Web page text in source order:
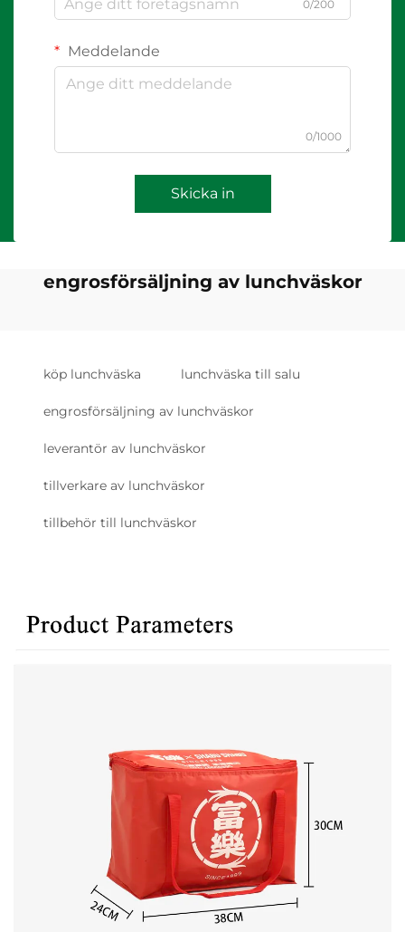
0/200
Meddelande
0/1000
Skicka in
engrosförsäljning av lunchväskor
köp lunchväska lunchväska till salu
engrosförsäljning av lunchväskor
leverantör av lunchväskor
tillverkare av lunchväskor
tillbehör till lunchväskor